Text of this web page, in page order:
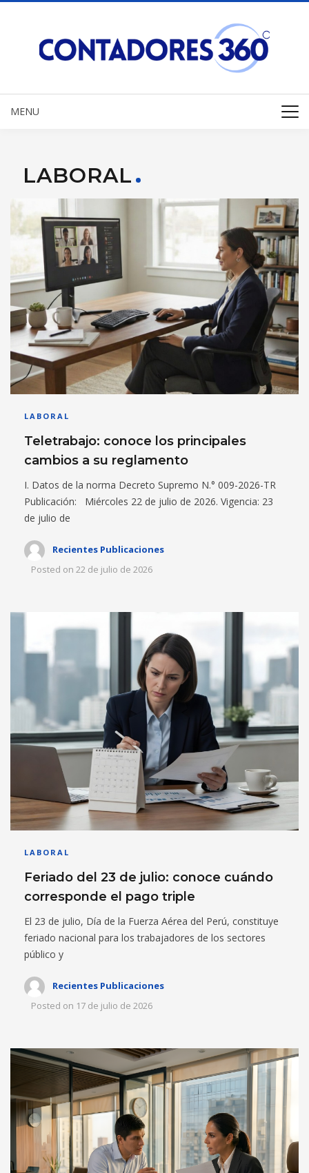
MENU
LABORAL
LABORAL
Teletrabajo: conoce los principales
cambios a su reglamento
I. Datos de la norma Decreto Supremo N.° 009-2026-TR
Publicación: Miércoles 22 de julio de 2026. Vigencia: 23
de julio de
Recientes Publicaciones
Posted on 22 de julio de 2026
LABORAL
Feriado del 23 de julio: conoce cuándo
corresponde el pago triple
El 23 de julio, Día de la Fuerza Aérea del Perú, constituye
feriado nacional para los trabajadores de los sectores
público y
Recientes Publicaciones
Posted on 17 de julio de 2026